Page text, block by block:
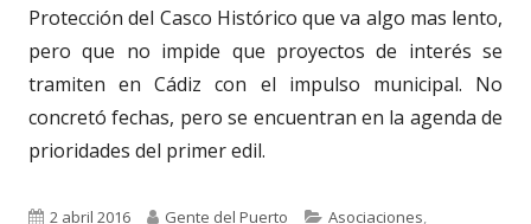
Protección del Casco Histórico que va algo mas lento,
pero que no impide que proyectos de interés se
tramiten en Cádiz con el impulso municipal. No
concretó fechas, pero se encuentran en la agenda de
prioridades del primer edil.
Publicado
2 abril 2016 Autor
Gente del Puerto Categorías
Asociaciones,